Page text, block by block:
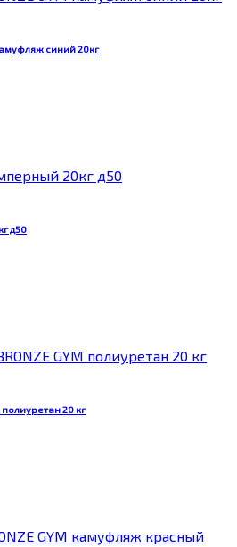
синий 20кг
д50
20 кг